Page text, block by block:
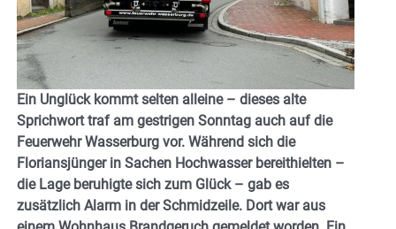
Ein Unglück kommt selten alleine – dieses alte
Sprichwort traf am gestrigen Sonntag auch auf die
Feuerwehr Wasserburg vor. Während sich die
Floriansjünger in Sachen Hochwasser bereithielten –
die Lage beruhigte sich zum Glück – gab es
zusätzlich Alarm in der Schmidzeile. Dort war aus